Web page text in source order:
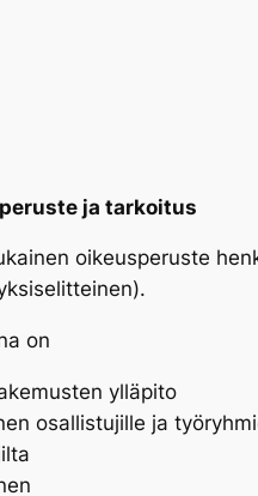
ja tarkoitus
oikeusperuste
on
ylläpito
osallistujille ja